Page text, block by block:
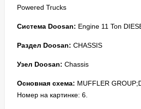
Powered Trucks
Система Doosan: Engine 11 Ton
Раздел Doosan: CHASSIS
Узел Doosan: Chassis
Основная схема: MUFFLER
Номер на картинке: 6.